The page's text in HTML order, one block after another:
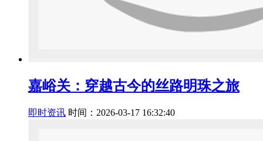
嘉峪关：穿越古今的丝路明珠之旅
即时资讯 时间：2026-03-17 16:32:40